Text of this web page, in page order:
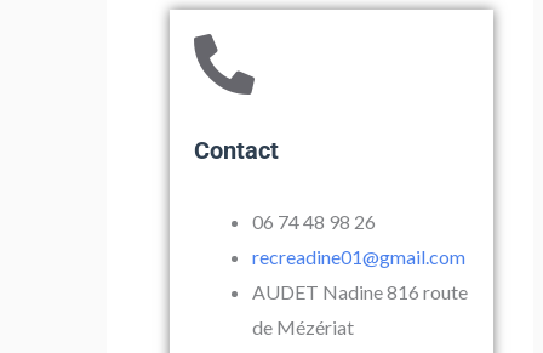
Contact
06 74 48 98 26
recreadine01@gmail.com
AUDET Nadine 816 route
de Mézériat